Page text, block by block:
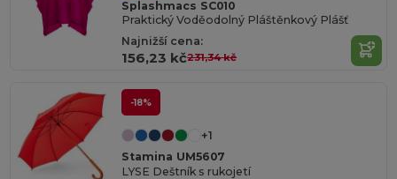
Splashmacs SC010
Praktický Voděodolný Pláštěnkový Plášť
Najnižší cena:
156,23 kč231,34 kč
-18%
+1
Stamina UM5607
LYSE Deštník s rukojetí